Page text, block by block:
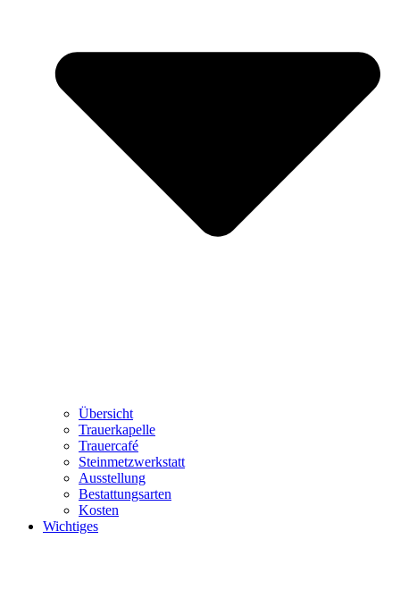
Übersicht
Trauerkapelle
Trauercafé
Steinmetzwerkstatt
Ausstellung
Bestattungsarten
Kosten
Wichtiges